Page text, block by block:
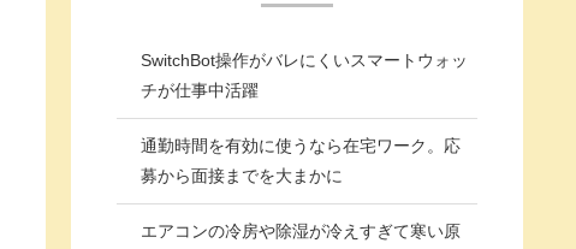
SwitchBot操作がバレにくいスマートウォッ
チが仕事中活躍
通勤時間を有効に使うなら在宅ワーク。応
募から面接までを大まかに
エアコンの冷房や除湿が冷えすぎて寒い原